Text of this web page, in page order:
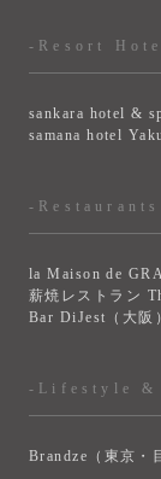
-Resort
sankara hotel &
samana hotel
-
la Maison de
薪焼レストラン
Bar DiJest（大阪
-Lifestyle &
Brandze（東京・